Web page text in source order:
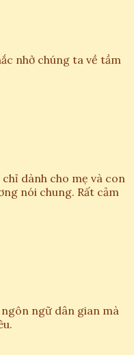
nhở chúng ta về tầm
dành cho mẹ và con
nói chung. Rất cảm
ngữ dân gian mà